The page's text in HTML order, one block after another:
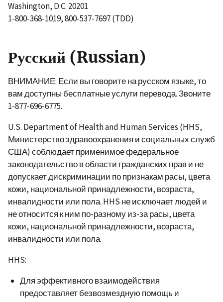
Washington, D.C. 20201
1-800-368-1019, 800-537-7697 (TDD)
Русский (Russian)
ВНИМАНИЕ: Если вы говорите на русском языке, то
вам доступны бесплатные услуги перевода. Звоните
1-877-696-6775.
U.S. Department of Health and Human Services (HHS,
Министерство здравоохранения и социальных служб
США) соблюдает применимое федеральное
законодательство в области гражданских прав и не
допускает дискриминации по признакам расы, цвета
кожи, национальной принадлежности, возраста,
инвалидности или пола. HHS не исключает людей и
не относится к ним по-разному из-за расы, цвета
кожи, национальной принадлежности, возраста,
инвалидности или пола.
HHS:
Для эффективного взаимодействия
предоставляет безвозмездную помощь и